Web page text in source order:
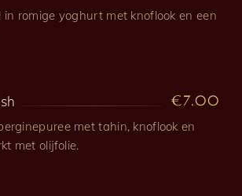
romige yoghurt met knoflook en een
€7.00
met tahin, knoflook en
met olijfolie.